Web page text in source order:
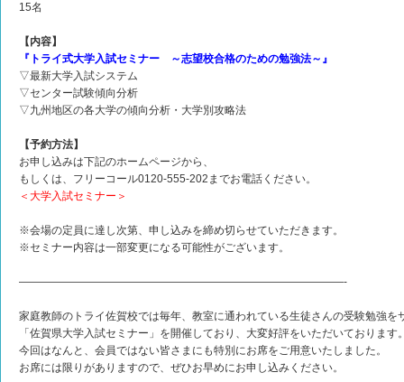
15名
【内容】
『トライ式大学入試セミナー ～志望校合格のための勉強法～』
▽最新大学入試システム
▽センター試験傾向分析
▽九州地区の各大学の傾向分析・大学別攻略法
【予約方法】
お申し込みは下記のホームページから、
もしくは、フリーコール0120-555-202までお電話ください。
＜大学入試セミナー＞
※会場の定員に達し次第、申し込みを締め切らせていただきます。
※セミナー内容は一部変更になる可能性がございます。
——————————————————————————————-
家庭教師のトライ佐賀校では毎年、教室に通われている生徒さんの受験勉強を
「佐賀県大学入試セミナー」を開催しており、大変好評をいただいております
今回はなんと、会員ではない皆さまにも特別にお席をご用意いたしました。
お席には限りがありますので、ぜひお早めにお申し込みください。